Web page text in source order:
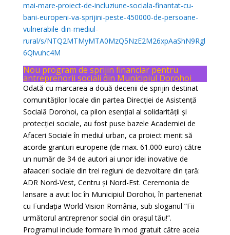
mai-mare-proiect-de-incluziune-sociala-finantat-cu-
bani-europeni-va-sprijini-peste-450000-de-persoane-
vulnerabile-din-mediul-
rural/s/NTQ2MTMyMTA0MzQ5NzE2M26xpAaShN9Rgl
6Qlvuhc4M
Nou program de sprijin financiar pentru
antreprenorii sociali din Municipiul Dorohoi
Odată cu marcarea a două decenii de sprijin destinat
comunităților locale din partea Direcției de Asistență
Socială Dorohoi, ca pilon esențial al solidarității și
protecției sociale, au fost puse bazele Academiei de
Afaceri Sociale în mediul urban, ca proiect menit să
acorde granturi europene (de max. 61.000 euro) către
un număr de 34 de autori ai unor idei inovative de
afaaceri sociale din trei regiuni de dezvoltare din țară:
ADR Nord-Vest, Centru și Nord-Est. Ceremonia de
lansare a avut loc în Municipiul Dorohoi, în parteneriat
cu Fundația World Vision România, sub sloganul ”Fii
următorul antreprenor social din orașul tău!”.
Programul include formare în mod gratuit către aceia